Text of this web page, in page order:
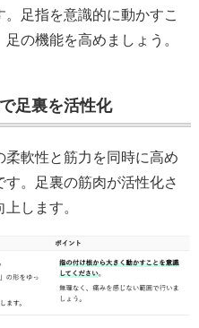
足指を意識的に動かすこ
の機能を高めましょう。
足裏を活性化
柔軟性と筋力を同時に高め
。足裏の筋肉が活性化さ
します。